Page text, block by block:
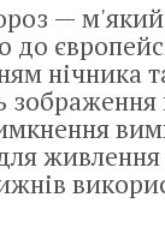
—
до
нічника